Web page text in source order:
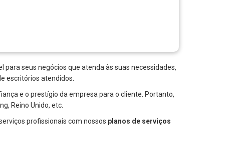
seus negócios que atenda às suas necessidades,
escritórios atendidos.
e o prestígio da empresa para o cliente. Portanto,
Reino Unido, etc.
profissionais com nossos planos de serviços